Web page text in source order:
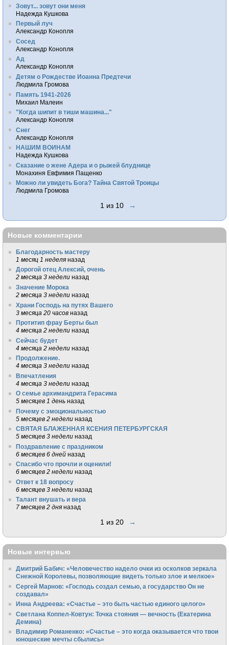
Зовут... зовут они меня
Надежда Кушкова
Первый луч
Александр Конопля
Сосед
Александр Конопля
Ад
Александр Конопля
Детям о Рождестве Иоанна Предтечи
Людмила Громова
Память 1941-2026
Михаил Малеин
"Когда шипит в тиши машина..."
Александр Конопля
Снег
Александр Конопля
НАШИМ ВОИНАМ
Надежда Кушкова
Сказание о жене Адера и о рыжей блуднице
Монахиня Евфимия Пащенко
Можно ли увидеть Бога? Тайна Святой Троицы
Людмила Громова
1 из 10 →
Новые комментарии
Благодарность мастеру
1 месяц 1 неделя назад
Дорогой отец Алексий, очень
2 месяца 3 недели назад
Значение Морока
2 месяца 3 недели назад
Храни Господь на путях Вашего
3 месяца 20 часов назад
Протитип фрау Берты был
4 месяца 2 недели назад
Сейчас будет
4 месяца 2 недели назад
Продолжение.
4 месяца 3 недели назад
Впечатления
4 месяца 3 недели назад
О семье архимандрита Герасима
5 месяцев 1 день назад
Почему с эмоциональностью
5 месяцев 2 недели назад
СВЯТАЯ БЛАЖЕННАЯ КСЕНИЯ ПЕТЕРБУРГСКАЯ
5 месяцев 3 недели назад
Поздравление с праздником
6 месяцев 6 дней назад
Спасибо что прочли и оценили!
6 месяцев 2 недели назад
Ответ к 18 вопросу
6 месяцев 3 недели назад
Талант внушать и вера
7 месяцев 2 дня назад
1 из 20 →
Новые интервью
Дмитрий Бабич: «Человечество надело очки из осколков зеркала
Снежной Королевы, позволяющие видеть только злое и мелкое»
Сергей Марнов: «Господь создал семью, а государство Он не
создавал»
Инна Андреева: «Счастье – это быть частью единого целого»
Светлана Коппел-Ковтун: Точка стояния — вечность (Екатерина
Демина)
Владимир Романенко: «Счастье – это когда оказывается что твои
юношеские мечты сбылись»